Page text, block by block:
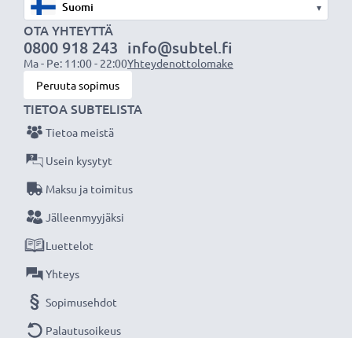
Älä missaa kuvauksellista hetkeä CELLONIC LCD-
laturin ansiosta, 3 vuoden takuu!
▾
OTA YHTEYTTÄ
0800 918 243
Ma - Pe: 11:00 - 22:00
info@subtel.fi
Yhteydenottolomake
Peruuta sopimus
TIETOA SUBTELISTA
Tietoa meistä
Usein kysytyt
Maksu ja toimitus
Jälleenmyyjäksi
Luettelot
Yhteys
Sopimusehdot
Palautusoikeus